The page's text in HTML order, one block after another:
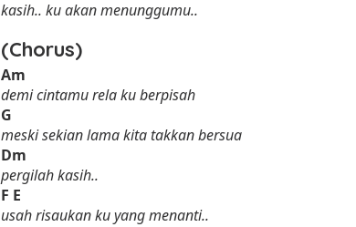
kasih.. ku akan menunggumu..
(Chorus)
Am
demi cintamu rela ku berpisah
G
meski sekian lama kita takkan bersua
Dm
pergilah kasih..
F E
usah risaukan ku yang menanti..